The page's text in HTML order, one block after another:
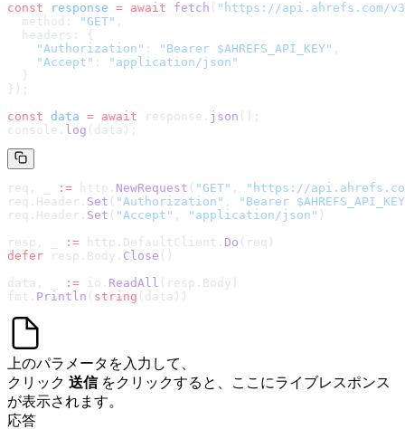
const response = await fetch ( " https://api.ahrefs.com/
  method:
"GET" ,
  headers: {
    "Authorization"
: "Bearer $AHREFS_API_KEY" ,
    "Accept"
:
"application/json"
  }
});
const data = await response. json ();
console. log (data);
req, _ := http. NewRequest ( "GET" , " https://
req.Header. Set ( "Authorization" ,
"Bearer
req.Header. Set ( "Accept" , "application/json" )
resp, _
:= http.DefaultClient. Do (req)
defer resp.Body. Close ()
data, _
:= io. ReadAll (resp.Body)
fmt. Println ( string (data))
上のパラメータを入力して、
クリック 送信 をクリックすると、ここにライブレスポンス
が表示されます。
応答